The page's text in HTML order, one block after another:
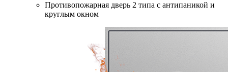
Противопожарная дверь 2 типа с антипаникой и
круглым окном